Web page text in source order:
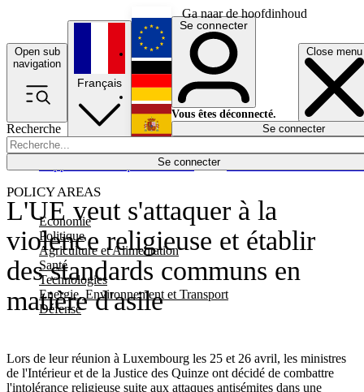
Ga naar de hoofdinhoud
Open sub
navigation
Close menu
Recherche
Se connecter
POLICY AREAS
Economie
Politique
Agriculture et Alimentation
Santé
Technologies
Energie, Environnement et Transport
Défense
Économie
Français
English
Deutsch
Español
Se connecter
Vous êtes déconnecté.
Se connecter
L'UE veut s'attaquer à la
violence religieuse et établir
des standards communs en
matière d'asile
Lors de leur réunion à Luxembourg les 25 et 26 avril, les ministres
de l'Intérieur et de la Justice des Quinze ont décidé de combattre
l'intolérance religieuse suite aux attaques antisémites dans une